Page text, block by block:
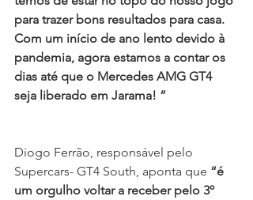
para trazer bons resultados para casa.
Com um início de ano lento devido à
pandemia, agora estamos a contar os
dias até que o Mercedes AMG GT4
seja liberado em Jarama! ”
Diogo Ferrão, responsável pelo
Supercars- GT4 South, aponta que “é
um orgulho voltar a receber pelo 3º